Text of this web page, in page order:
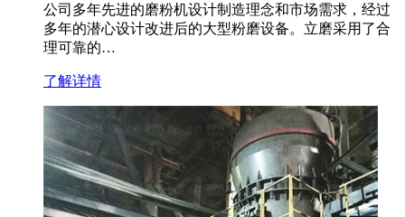
公司多年先进的磨粉机设计制造理念和市场需求，经过
多年的潜心设计改进后的大型粉磨设备。立磨采用了合
理可靠的…
了解详情